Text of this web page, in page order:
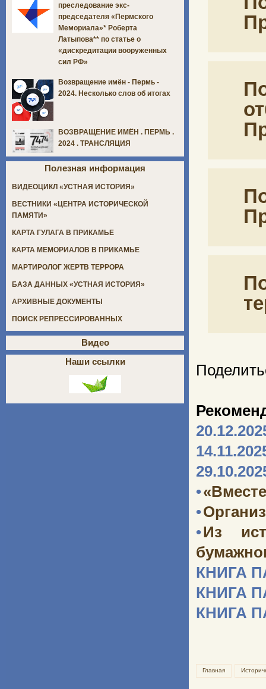
•
•
•Из
КНИГА
КНИГА
КНИГА
Главная
преследование экс-
председателя «Пермского
Мемориала»* Роберта
Латыпова** по статье о
«дискредитации вооруженных
сил РФ»
Возвращение имён - Пермь -
2024. Несколько слов об итогах
ВОЗВРАЩЕНИЕ ИМЁН . ПЕРМЬ .
2024 . ТРАНСЛЯЦИЯ
Полезная информация
ВИДЕОЦИКЛ «УСТНАЯ ИСТОРИЯ»
ВЕСТНИКИ «ЦЕНТРА ИСТОРИЧЕСКОЙ
ПАМЯТИ»
КАРТА ГУЛАГА В ПРИКАМЬЕ
КАРТА МЕМОРИАЛОВ В ПРИКАМЬЕ
МАРТИРОЛОГ ЖЕРТВ ТЕРРОРА
БАЗА ДАННЫХ «УСТНАЯ ИСТОРИЯ»
АРХИВНЫЕ ДОКУМЕНТЫ
ПОИСК РЕПРЕССИРОВАННЫХ
Видео
Наши ссылки